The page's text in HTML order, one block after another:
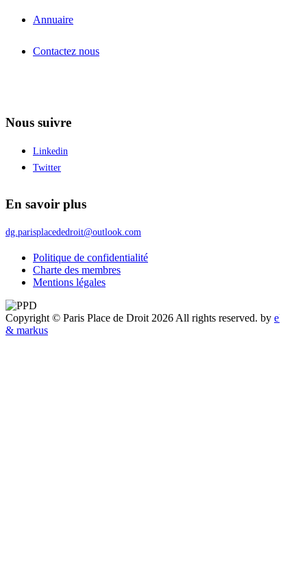
Annuaire
Contactez nous
Nous suivre
Linkedin
Twitter
En savoir plus
dg.parisplacededroit@outlook.com
Politique de confidentialité
Charte des membres
Mentions légales
Copyright © Paris Place de Droit 2026 All rights reserved. by eliott
& markus